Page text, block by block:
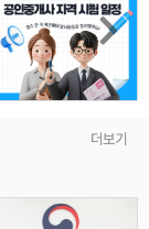
더보기